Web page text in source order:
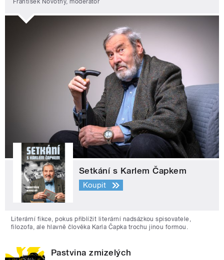
František Novotný, moderátor
Setkání s Karlem Čapkem
Koupit
Literární fikce, pokus přiblížit literární nadsázkou spisovatele,
filozofa, ale hlavně člověka Karla Čapka trochu jinou formou.
Pastvina zmizelých